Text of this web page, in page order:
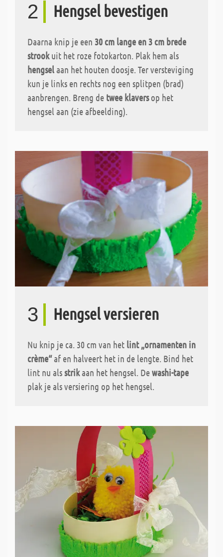
2 Hengsel bevestigen
Daarna knip je een 30 cm lange en 3 cm brede
strookuit het roze fotokarton. Plak hem als
hengselaan het houten doosje. Ter versteviging
kun je links en rechts nog een splitpen (brad)
aanbrengen. Breng de twee klaversop het
hengsel aan (zie afbeelding).
3 Hengsel versieren
Nu knip je ca. 30 cm van het lint „ornamenten in
crème“af en halveert het in de lengte. Bind het
lint nu alsstrikaan het hengsel. Dewashi-tape
plak je als versiering op het hengsel.